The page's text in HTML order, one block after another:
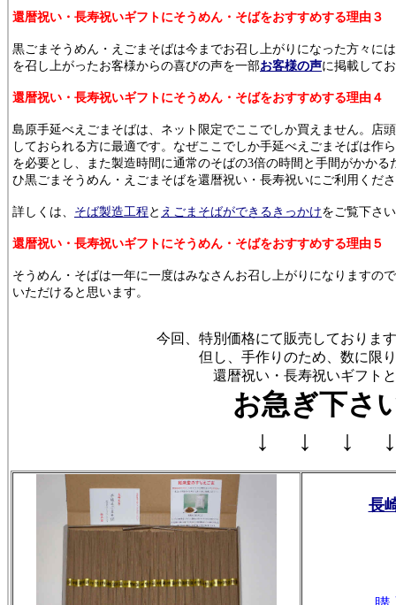
還暦祝い・長寿祝いギフトにそうめん・そばをおすすめする理由３
黒ごまそうめん・えごまそばは今までお召し上がりになった方々に
を召し上がったお客様からの喜びの声を一部お客様の声に掲載して
還暦祝い・長寿祝いギフトにそうめん・そばをおすすめする理由４
島原手延べえごまそばは、ネット限定でここでしか買えません。店
しておられる方に最適です。なぜここでしか手延べえごまそばは作
を必要とし、また製造時間に通常のそばの3倍の時間と手間がかか
ひ黒ごまそうめん・えごまそばを還暦祝い・長寿祝いにご利用くだ
詳しくは、 そば製造工程と えごまそばができるきっかけをご覧下さ
還暦祝い・長寿祝いギフトにそうめん・そばをおすすめする理由５
そうめん・そばは一年に一度はみなさんお召し上がりになりますの
いただけると思います。
今回、特別価格にて販売しておりま
但し、手作りのため、数に限
還暦祝い・長寿祝いギフト
お急ぎ下さ
↓ ↓ ↓
長